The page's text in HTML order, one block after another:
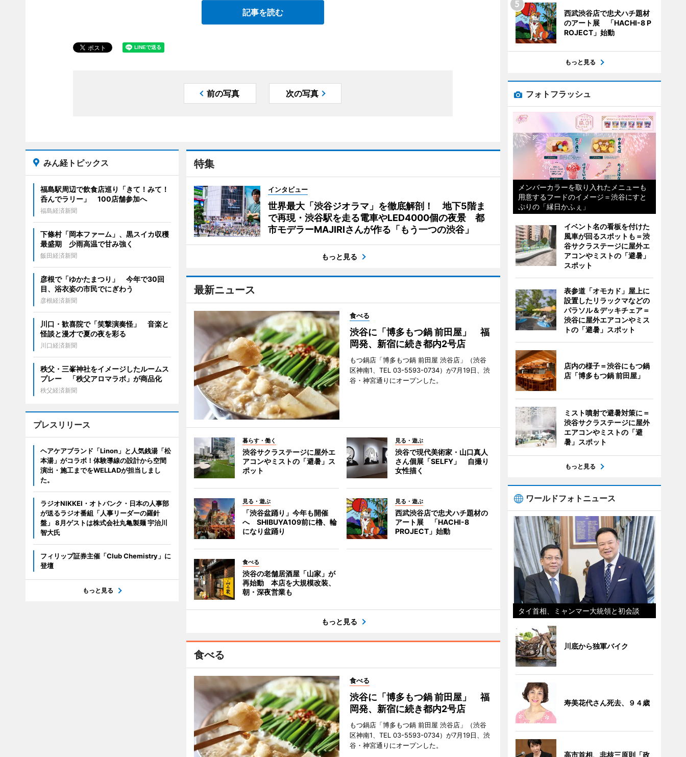
記事を読む
前の写真 次の写真
特集
インタビュー
世界最大「渋谷ジオラマ」を徹底解剖！ 地下5階ま
で再現・渋谷駅を走る電車やLED4000個の夜景 都
市モデラーMAJIRIさんが作る「もう一つの渋谷」
もっと見る
最新ニュース
食べる
渋谷に「博多もつ鍋 前田屋」 福
岡発、新宿に続き都内2号店
もつ鍋店「博多もつ鍋 前田屋 渋谷店」（渋谷
区神南1、TEL 03-5593-0734）が7月19日、渋
谷・神宮通りにオープンした。
暮らす・働く
渋谷サクラステージに屋外エ
アコンやミストの「避暑」ス
ポット
見る・遊ぶ
渋谷で現代美術家・山口真人
さん個展「SELFY」 自撮り
女性描く
見る・遊ぶ
「渋谷盆踊り」今年も開催
へ SHIBUYA109前に櫓、輪
になり盆踊り
見る・遊ぶ
西武渋谷店で忠犬ハチ題材の
アート展 「HACHI-8
PROJECT」始動
食べる
渋谷の老舗居酒屋「山家」が
再始動 本店を大規模改装、
朝・深夜営業も
もっと見る
食べる
食べる
渋谷に「博多もつ鍋 前田屋」 福
岡発、新宿に続き都内2号店
もつ鍋店「博多もつ鍋 前田屋 渋谷店」（渋谷
区神南1、TEL 03-5593-0734）が7月19日、渋
谷・神宮通りにオープンした。
みん経トピックス
福島駅周辺で飲食店巡り「きて！みて！
呑んでラリー」 100店舗参加へ
福島経済新聞
下條村「岡本ファーム」、黒スイカ収穫
最盛期 少雨高温で甘み強く
飯田経済新聞
彦根で「ゆかたまつり」 今年で30回
目、浴衣姿の市民でにぎわう
彦根経済新聞
川口・歓喜院で「笑撃演奏怪」 音楽と
怪談と漫才で夏の夜を彩る
川口経済新聞
秩父・三峯神社をイメージしたルームス
プレー 「秩父アロマラボ」が商品化
秩父経済新聞
プレスリリース
ヘアケアブランド「Linon」と人気銭湯「松
本湯」がコラボ！体験導線の設計から空間
演出・施工までをWELLADが担当しまし
た。
ラジオNIKKEI・オトバンク・日本の人事部
が送るラジオ番組「人事リーダーの羅針
盤」 8月ゲストは株式会社丸亀製麺 宇治川
智大氏
フィリップ証券主催「Club Chemistry」に
登壇
もっと見る
西武渋谷店で忠犬ハチ題材
のアート展 「HACHI-8 P
ROJECT」始動
もっと見る
フォトフラッシュ
メンバーカラーを取り入れたメニューも
用意するフードのイメージ＝渋谷にすと
ぷりの「縁日かふぇ」
イベント名の看板を付けた
風車が回るスポットも＝渋
谷サクラステージに屋外エ
アコンやミストの「避暑」
スポット
表参道「オモカド」屋上に
設置したリラックマなどの
パラソル＆デッキチェア＝
渋谷に屋外エアコンやミス
トの「避暑」スポット
店内の様子＝渋谷にもつ鍋
店「博多もつ鍋 前田屋」
ミスト噴射で避暑対策に＝
渋谷サクラステージに屋外
エアコンやミストの「避
暑」スポット
もっと見る
ワールドフォトニュース
タイ首相、ミャンマー大統領と初会談
川底から独軍バイク
寿美花代さん死去、９４歳
高市首相、非核三原則「政